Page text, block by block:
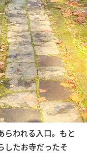
われる入口。 もと
したお寺だったそ